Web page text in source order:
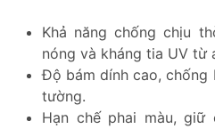
Khả năng chống chịu
nóng và kháng tia UV từ
Độ bám dính cao,
tường.
Hạn chế phai màu,